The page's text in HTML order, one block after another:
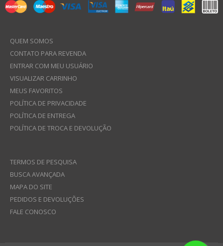
QUEM SOMOS
CONTATO PARA REVENDA
ENTRAR COM MEU USUÁRIO
VISUALIZAR CARRINHO
MEUS FAVORITOS
POLÍTICA DE PRIVACIDADE
POLÍTICA DE ENTREGA
POLÍTICA DE TROCA E DEVOLUÇÃO
TERMOS DE PESQUISA
BUSCA AVANÇADA
MAPA DO SITE
PEDIDOS E DEVOLUÇÕES
FALE CONOSCO